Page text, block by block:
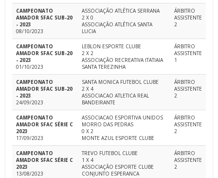
CAMPEONATO
AMADOR SFAC SUB-20
- 2023
08/10/2023
ASSOCIAÇÃO ATLÉTICA SERRANA
2 X 0
ASSOCIAÇÃO ATLÉTICA SANTA
LUCIA
ÁRBITRO
ASSISTENTE
2
CAMPEONATO
AMADOR SFAC SUB-20
- 2023
01/10/2023
LEBLON ESPORTE CLUBE
2 X 2
ASSOCIAÇÃO RECREATIVA ITATIAIA
SANTA TEREZINHA
ÁRBITRO
ASSISTENTE
1
CAMPEONATO
AMADOR SFAC SUB-20
- 2023
24/09/2023
SANTA MONICA FUTEBOL CLUBE
2 X 4
ASSOCIACAO ATLETICA REAL
BANDEIRANTE
ÁRBITRO
ASSISTENTE
2
CAMPEONATO
AMADOR SFAC SÉRIE C
2023
17/09/2023
ASSOCIACAO ESPORTIVA UNIDOS
MORRO DAS PEDRAS
0 X 2
MONTE AZUL ESPORTE CLUBE
ÁRBITRO
ASSISTENTE
2
CAMPEONATO
AMADOR SFAC SÉRIE C
2023
13/08/2023
TREVO FUTEBOL CLUBE
1 X 4
ASSOCIAÇÃO ESPORTE CLUBE
CONJUNTO ESPERANCA
ÁRBITRO
ASSISTENTE
2